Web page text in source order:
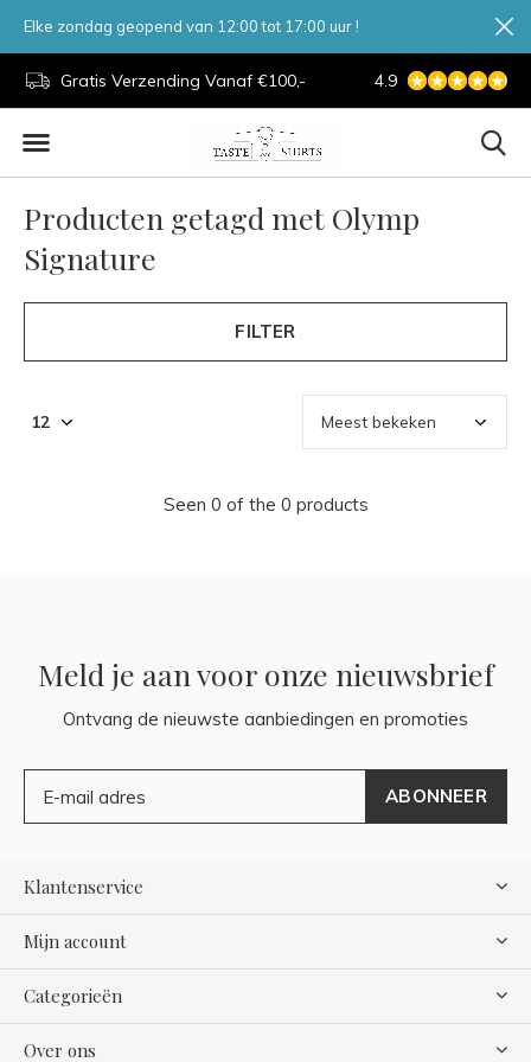
Gratis Verzending Vanaf €100,- 7 Dagen Per
4.9
Elke zondag geopend van 12:00 tot 17:00 uur !
Producten getagd met Olymp
Signature
FILTER
Seen 0 of the 0 products
Meld je aan voor onze nieuwsbrief
Ontvang de nieuwste aanbiedingen en promoties
ABONNEER
Klantenservice
Mijn account
Categorieën
Over ons